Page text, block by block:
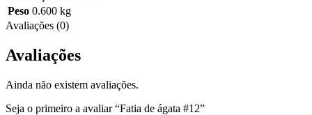
Peso 0.600 kg
Avaliações (0)
Avaliações
Ainda não existem avaliações.
Seja o primeiro a avaliar “Fatia de ágata #12”